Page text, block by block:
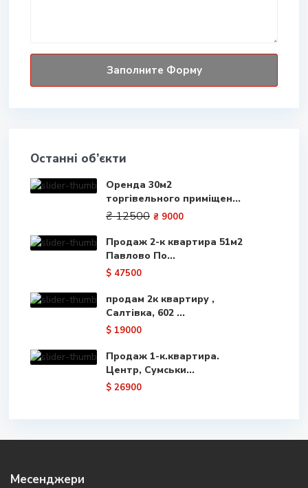
Останні об’єкти
Оренда 30м2
торгівельного приміщен...
₴ 12500 ₴ 9000
Продаж 2-к квартира 51м2
Павлово По...
$ 47500
продам 2к квартиру ,
Салтівка, 602 ...
$ 19000
Продаж 1-к.квартира.
Центр, Сумськи...
$ 26900
Месенджери